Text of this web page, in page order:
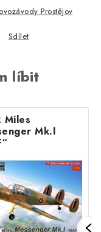
Prostějov
Sdílet
líbit
Mk.I